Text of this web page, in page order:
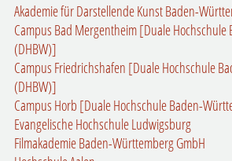
Akademie für Darstellende Kunst Baden-
Campus Bad Mergentheim [Duale
(DHBW)]
Campus Friedrichshafen [Duale Hochschule
(DHBW)]
Campus Horb [Duale Hochschule Baden-
Evangelische Hochschule Ludwigsburg
Filmakademie Baden-Württemberg GmbH